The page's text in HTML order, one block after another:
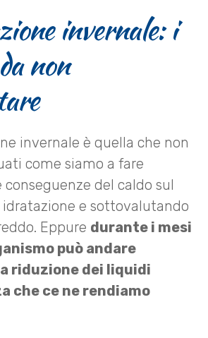
invernale: i
non
invernale è quella che non
come siamo a fare
del caldo sul
e sottovalutando
Eppure durante i mesi
può andare
riduzione dei liquidi
che ce ne rendiamo